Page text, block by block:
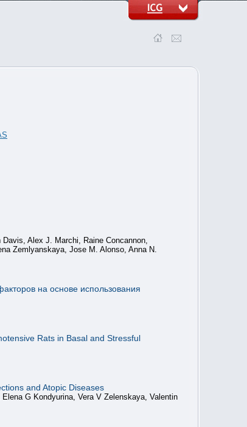
Alex J. Marchi, Raine Concannon,
Zemlyanskaya, Jose M. Alonso, Anna N.
на основе использования
Rats in Basal and Stressful
and Atopic Diseases
G Kondyurina, Vera V Zelenskaya, Valentin